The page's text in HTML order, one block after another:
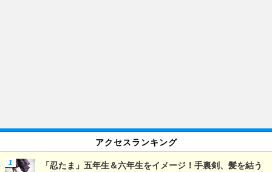
アクセスランキング
「忍たま」五年生＆六年生をイメージ！手裏剣、髪を結う